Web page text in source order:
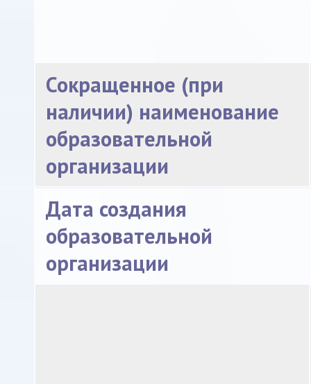
Сокращенное (при
наличии) наименование
образовательной
организации
Дата создания
образовательной
организации